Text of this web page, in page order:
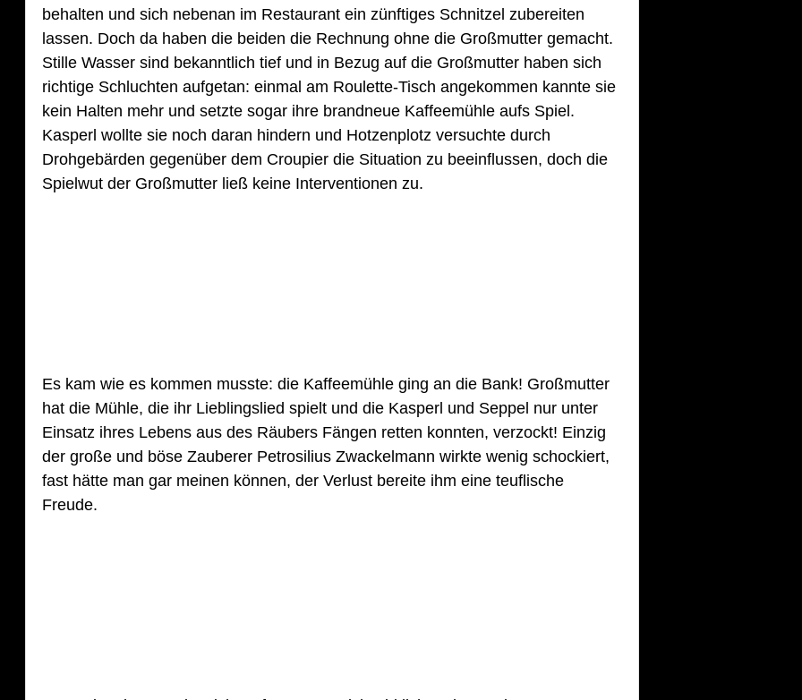
behalten und sich nebenan im Restaurant ein zünftiges Schnitzel zubereiten
lassen. Doch da haben die beiden die Rechnung ohne die Großmutter gemacht.
Stille Wasser sind bekanntlich tief und in Bezug auf die Großmutter haben sich
richtige Schluchten aufgetan: einmal am Roulette-Tisch angekommen kannte sie
kein Halten mehr und setzte sogar ihre brandneue Kaffeemühle aufs Spiel.
Kasperl wollte sie noch daran hindern und Hotzenplotz versuchte durch
Drohgebärden gegenüber dem Croupier die Situation zu beeinflussen, doch die
Spielwut der Großmutter ließ keine Interventionen zu.
Es kam wie es kommen musste: die Kaffeemühle ging an die Bank! Großmutter
hat die Mühle, die ihr Lieblingslied spielt und die Kasperl und Seppel nur unter
Einsatz ihres Lebens aus des Räubers Fängen retten konnten, verzockt! Einzig
der große und böse Zauberer Petrosilius Zwackelmann wirkte wenig schockiert,
fast hätte man gar meinen können, der Verlust bereite ihm eine teuflische
Freude.